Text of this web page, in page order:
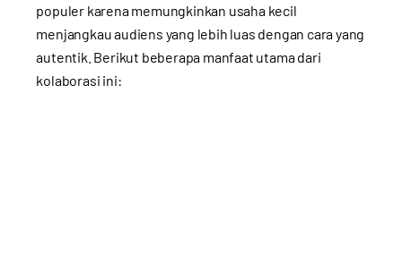
populer karena memungkinkan usaha kecil
menjangkau audiens yang lebih luas dengan cara yang
autentik. Berikut beberapa manfaat utama dari
kolaborasi ini: